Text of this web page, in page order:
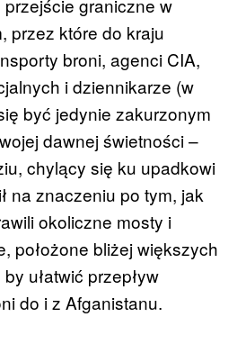
graniczne w
przez które do kraju
broni, agenci CIA,
i dziennikarze (w
być jedynie zakurzonym
dawnej świetności –
chylący się ku upadkowi
na znaczeniu po tym, jak
okoliczne mosty i
położone bliżej większych
ułatwić przepływ
do i z Afganistanu.